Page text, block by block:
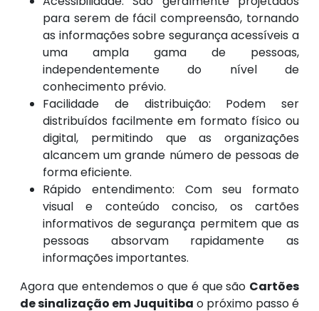
para serem de fácil compreensão, tornando
as informações sobre segurança acessíveis a
uma ampla gama de pessoas,
independentemente do nível de
conhecimento prévio.
Facilidade de distribuição: Podem ser
distribuídos facilmente em formato físico ou
digital, permitindo que as organizações
alcancem um grande número de pessoas de
forma eficiente.
Rápido entendimento: Com seu formato
visual e conteúdo conciso, os cartões
informativos de segurança permitem que as
pessoas absorvam rapidamente as
informações importantes.
Agora que entendemos o que é que são Cartões
de sinalização em Juquitiba o próximo passo é